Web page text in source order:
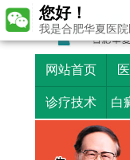
网站首页
诊疗技术 白
您好！
我是合肥华夏医